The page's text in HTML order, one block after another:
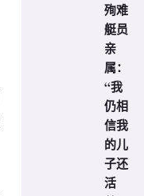
殉难
艇员
亲
属：
“我
仍相
信我
的儿
子还
活